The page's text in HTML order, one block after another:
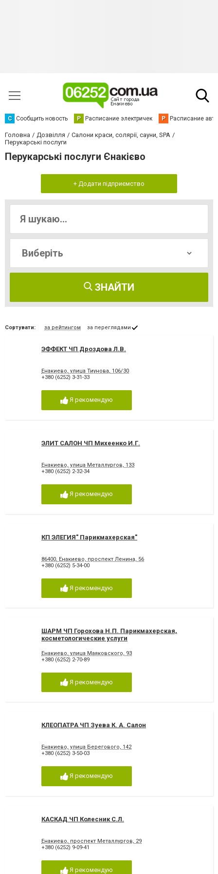
С Сообщить новость Р Расписание электричек Р Расписание
Головна Дозвілля
Салони краси, солярії, сауни, SPA
Перукарські послуги
Перукарські послуги Єнакієво
+ Додати підприємство
ЗНАЙТИ
Сортувати: за рейтингом за переглядами
ЭФФЕКТ ЧП Дроздова Л.В.
Енакиево, улица Тиунова, 106/30
+380 (6252) 3-31-33
Я рекомендую
ЭЛИТ САЛОН ЧП Михеенко И.Г.
Енакиево, улица Металлургов, 133
+380 (6252) 2-32-34
Я рекомендую
КП ЭЛЕГИЯ" Парикмахерская"
86400, Енакиево, проспект Ленина, 56
+380 (6252) 5-34-00
Я рекомендую
ШАРМ ЧП Горохова Н.П. Парикмахерская,
косметологические услуги
Енакиево, улица Маяковского, 93
+380 (6252) 2-70-89
Я рекомендую
КЛЕОПАТРА ЧП Зуева К. А. Салон
Енакиево, улица Берегового, 142
+380 (6252) 3-50-03
Я рекомендую
КАСКАД ЧП Колесник С.Л.
Енакиево, проспект Металлургов, 29
+380 (6252) 9-09-41
Я рекомендую